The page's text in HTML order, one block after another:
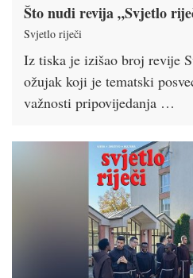
Što nudi revija „Svjetlo
Svjetlo riječi
Iz tiska je izišao broj revije
ožujak koji je tematski
važnosti pripovijedanja …